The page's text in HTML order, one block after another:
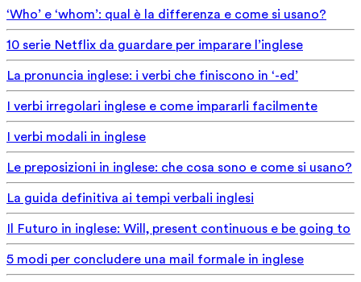
‘Who’ e ‘whom’: qual è la differenza e come si usano?
10 serie Netflix da guardare per imparare l’inglese
La pronuncia inglese: i verbi che finiscono in ‘-ed’
I verbi irregolari inglese e come impararli facilmente
I verbi modali in inglese
Le preposizioni in inglese: che cosa sono e come si usano?
La guida definitiva ai tempi verbali inglesi
Il Futuro in inglese: Will, present continuous e be going to
5 modi per concludere una mail formale in inglese